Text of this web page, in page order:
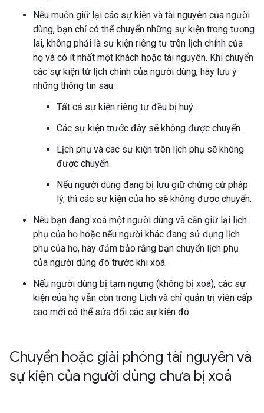
Nếu muốn giữ lại các sự kiện và tài nguyên của người
dùng, bạn chỉ có thể chuyển những sự kiện trong tương
lai, không phải là sự kiện riêng tư trên lịch chính của
họ và có ít nhất một khách hoặc tài nguyên. Khi chuyển
các sự kiện từ lịch chính của người dùng, hãy lưu ý
những thông tin sau:
Tất cả sự kiện riêng tư đều bị huỷ.
Các sự kiện trước đây sẽ không được chuyển.
Lịch phụ và các sự kiện trên lịch phụ sẽ không
được chuyển.
Nếu người dùng đang bị lưu giữ chứng cứ pháp
lý, thì các sự kiện của họ sẽ không được chuyển.
Nếu bạn đang xoá một người dùng và cần giữ lại lịch
phụ của họ hoặc nếu người khác đang sử dụng lịch
phụ của họ, hãy đảm bảo rằng bạn chuyển lịch phụ
của người dùng đó trước khi xoá.
Nếu người dùng bị tạm ngưng (không bị xoá), các sự
kiện của họ vẫn còn trong Lịch và chỉ quản trị viên cấp
cao mới có thể sửa đổi các sự kiện đó.
Chuyển hoặc giải phóng tài nguyên và
sự kiện của người dùng chưa bị xoá